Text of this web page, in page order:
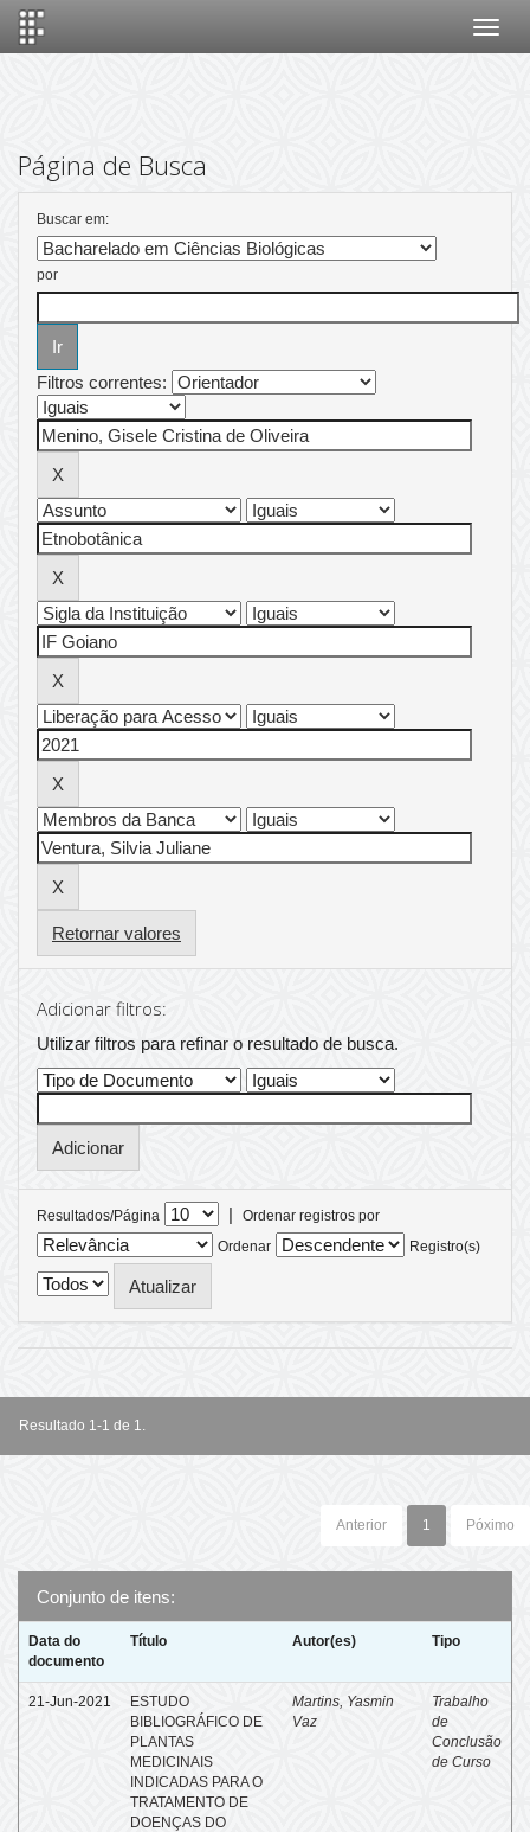
Página de Busca
Buscar em:
por
Filtros correntes:
Retornar valores
Adicionar filtros:
Utilizar filtros para refinar o resultado de busca.
Resultados/Página |
Ordenar registros por
Ordenar
Registro(s)
Resultado 1-1 de 1.
Anterior 1 Póximo
Conjunto de itens:
Data do
documento
Título Autor(es) Tipo
21-Jun-2021
ESTUDO
BIBLIOGRÁFICO DE
PLANTAS
MEDICINAIS
INDICADAS PARA O
TRATAMENTO DE
DOENÇAS DO
Martins, Yasmin
Vaz
Trabalho
de
Conclusão
de Curso